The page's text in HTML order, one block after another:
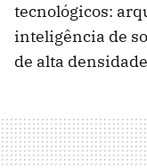
tecnológicos:
inteligência de
de alta